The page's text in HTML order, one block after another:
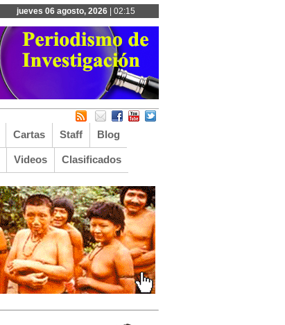
jueves 06 agosto, 2026| 02:15
Cartas Staff Blog
Videos Clasificados